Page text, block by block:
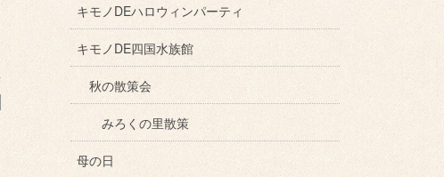
キモノDEハロウィンパーティ
キモノDE四国水族館
秋の散策会
みろくの里散策
母の日